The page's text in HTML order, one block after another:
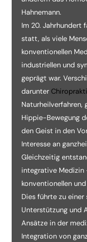
Hahnemann.
Im 20. Jahrhundert
statt, als viele
konventionellen
industriellen und
geprägt war.
darunter
Naturheilverfahren,
Hippie-Bewegung
den Geist in den
Interesse an
Gleichzeitig
integrative
konventionellen
Dies führte zu
Unterstützung und
Ansätze in der
Integration von